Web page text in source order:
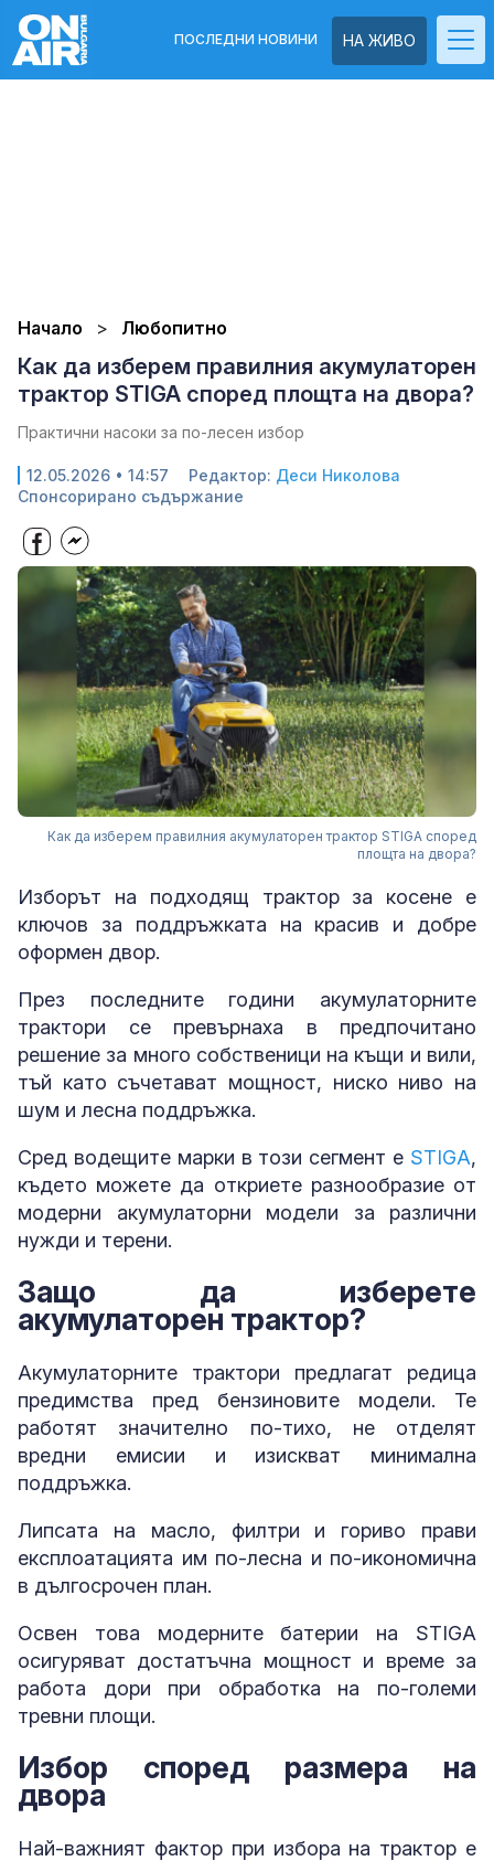
НА ЖИВО
ПОСЛЕДНИ НОВИНИ
Начало Любопитно
Как да изберем правилния акумулаторен
трактор STIGA според площта на двора?
Практични насоки за по-лесен избор
12.05.2026 • 14:57 Редактор: Деси Николова
Спонсорирано съдържание
Как да изберем правилния акумулаторен трактор STIGA според
площта на двора?
Изборът на подходящ трактор за косене е
ключов за поддръжката на красив и добре
оформен двор.
През последните години акумулаторните
трактори се превърнаха в предпочитано
решение за много собственици на къщи и вили,
тъй като съчетават мощност, ниско ниво на
шум и лесна поддръжка.
Сред водещите марки в този сегмент е STIGA,
където можете да откриете разнообразие от
модерни акумулаторни модели за различни
нужди и терени.
Защо да изберете
акумулаторен трактор?
Акумулаторните трактори предлагат редица
предимства пред бензиновите модели. Те
работят значително по-тихо, не отделят
вредни емисии и изискват минимална
поддръжка.
Липсата на масло, филтри и гориво прави
експлоатацията им по-лесна и по-икономична
в дългосрочен план.
Освен това модерните батерии на STIGA
осигуряват достатъчна мощност и време за
работа дори при обработка на по-големи
тревни площи.
Избор според размера на
двора
Най-важният фактор при избора на трактор е